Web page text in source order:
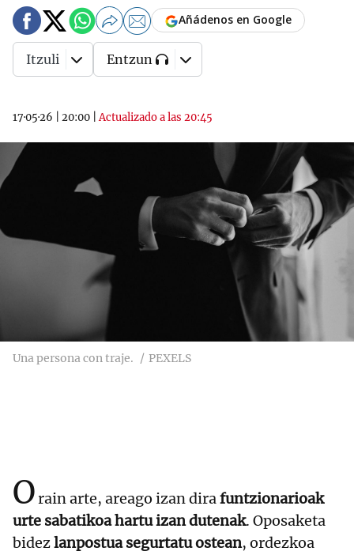
17·05·26 20:00 |Actualizado a las 20:45
Añádenos en Google
Itzuli Entzun
Una persona con traje. PEXELS
Orain arte, areago izan dirafuntzionarioak
urte sabatikoa hartu izan dutenak. Oposaketa
bidezlanpostua segurtatu ostean, ordezkoa